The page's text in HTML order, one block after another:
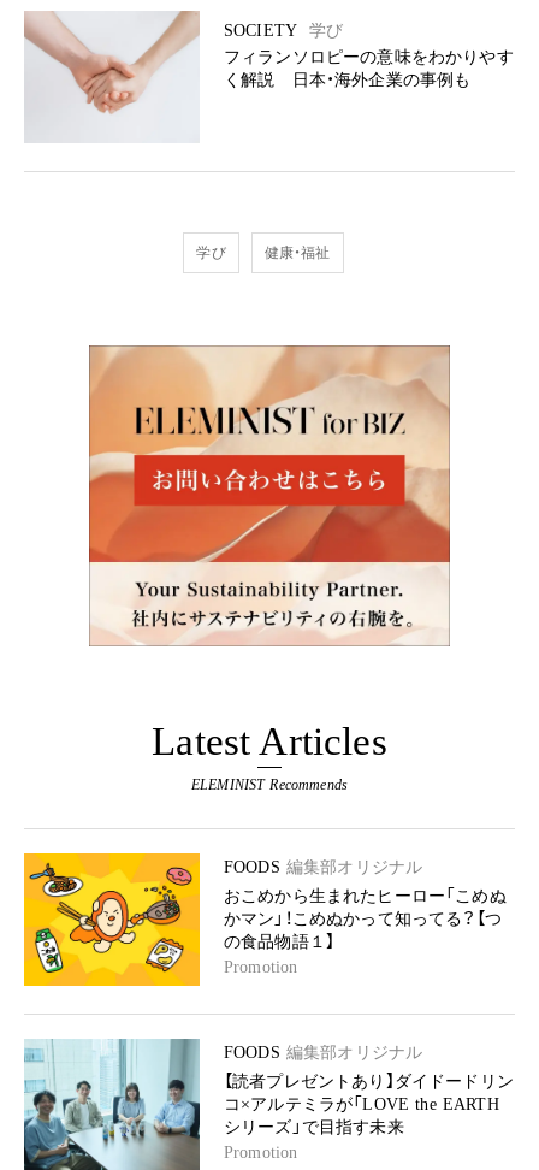
SOCIETY
学び
フィランソロピーの意味をわかりやす
く解説 日本・海外企業の事例も
学び 健康・福祉
Latest Articles
ELEMINIST Recommends
FOODS 編集部オリジナル
おこめから生まれたヒーロー「こめぬ
かマン」！こめぬかって知ってる？【つ
の食品物語１】
Promotion
FOODS 編集部オリジナル
【読者プレゼントあり】ダイドードリン
コ×アルテミラが「LOVE the EARTH
シリーズ」で目指す未来
Promotion